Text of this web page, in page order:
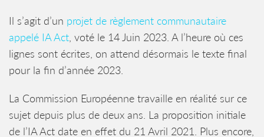
Il s’agit d’un projet de règlement communautaire
appelé IA Act , voté le 14 Juin 2023. A l’heure où ces
lignes sont écrites, on attend désormais le texte final
pour la fin d’année 2023.
La Commission Européenne travaille en réalité sur ce
sujet depuis plus de deux ans. La proposition initiale
de l’IA Act date en effet du 21 Avril 2021. Plus encore,